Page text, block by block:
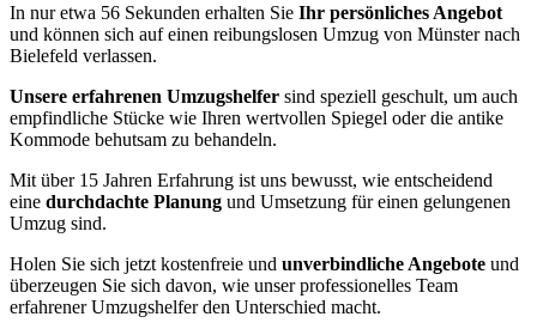
In nur etwa 56 Sekunden erhalten Sie Ihr persönliches Angebot
und können sich auf einen reibungslosen Umzug von Münster nach
Bielefeld verlassen.
Unsere erfahrenen Umzugshelfer sind speziell geschult, um auch
empfindliche Stücke wie Ihren wertvollen Spiegel oder die antike
Kommode behutsam zu behandeln.
Mit über 15 Jahren Erfahrung ist uns bewusst, wie entscheidend
eine durchdachte Planung und Umsetzung für einen gelungenen
Umzug sind.
Holen Sie sich jetzt kostenfreie und unverbindliche Angebote und
überzeugen Sie sich davon, wie unser professionelles Team
erfahrener Umzugshelfer den Unterschied macht.